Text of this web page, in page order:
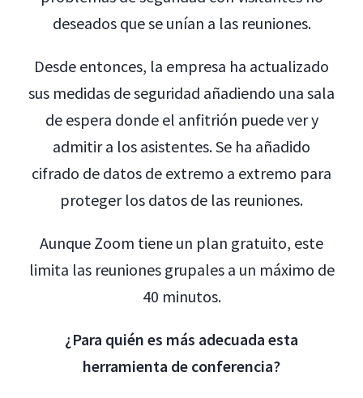
deseados que se unían a las reuniones.
Desde entonces, la empresa ha actualizado
sus medidas de seguridad añadiendo una sala
de espera donde el anfitrión puede ver y
admitir a los asistentes. Se ha añadido
cifrado de datos de extremo a extremo para
proteger los datos de las reuniones.
Aunque Zoom tiene un plan gratuito, este
limita las reuniones grupales a un máximo de
40 minutos.
¿Para quién es más adecuada esta
herramienta de conferencia?